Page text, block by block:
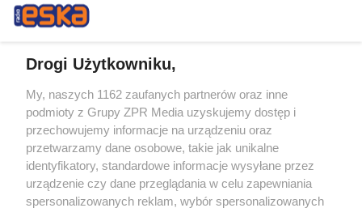
Żaden utwór zamieszczony w serwisie nie może być powielany i
rozpowszechniany lub dalej rozpowszechniany w jakikolwiek sposób (w
tym także elektroniczny lub mechaniczny) na jakimkolwiek polu
eksploatacji w jakiejkolwiek formie, włącznie z umieszczaniem w
Internecie bez pisemnej zgody właściciela praw. Jakiekolwiek użycie lub
wykorzystanie utworów w całości lub w części z naruszeniem prawa,
tzn. bez właściwej zgody, jest zabronione pod groźbą kary i może być
ścigane prawnie.
Drogi Użytkowniku,
My, naszych 1162 zaufanych partnerów oraz inne
podmioty z Grupy ZPR Media uzyskujemy dostęp i
przechowujemy informacje na urządzeniu oraz
przetwarzamy dane osobowe, takie jak unikalne
identyfikatory, standardowe informacje wysyłane przez
urządzenie czy dane przeglądania w celu zapewniania
spersonalizowanych reklam, wybór spersonalizowanych